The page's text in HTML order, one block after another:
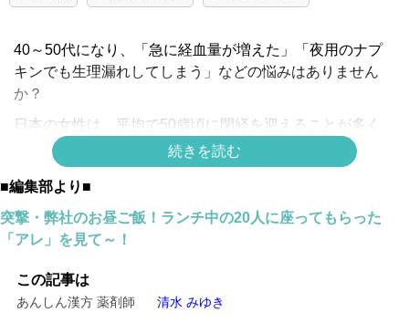
40～50代になり、「急に経血量が増えた」「夜用のナプ
キンでも生理漏れしてしまう」などの悩みはありません
か？
日本の女性は、平均で50歳頃に閉経を迎えることが多く、
閉経を挟んだ前後5年間は「更年期」と呼ばれています。
この時期はホルモンバランスの影響で、からだや心のさま
ざまな不調に悩む女性が多いようです。
更年期女性のお悩みのひとつに「過多月経」があります。
今回は、更年期の過多月経を改善する方法について「あん
しん漢方」の薬剤師・清水みゆきさんに教えてもらいまし
続きを読む
■編集部より■
突撃・弊社のお昼ご飯！ランチ中の20人に座ってもらった
「アレ」を見て～！
この記事は
あんしん漢方 薬剤師 清水 みゆき